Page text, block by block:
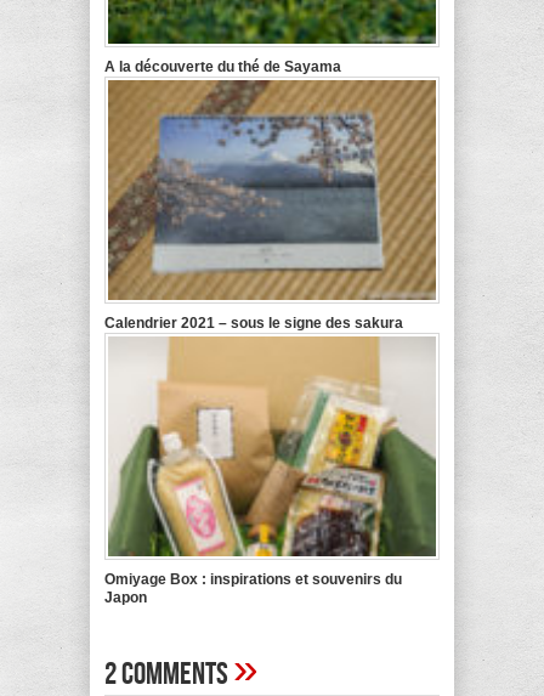
A la découverte du thé de Sayama
Calendrier 2021 – sous le signe des sakura
Omiyage Box : inspirations et souvenirs du
Japon
2 Comments»